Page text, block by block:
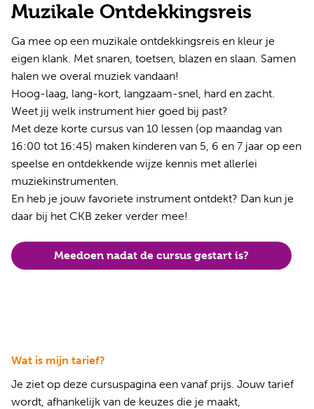
Muzikale Ontdekkingsreis
Ga mee op een muzikale ontdekkingsreis en kleur je
eigen klank. Met snaren, toetsen, blazen en slaan. Samen
halen we overal muziek vandaan!
Hoog-laag, lang-kort, langzaam-snel, hard en zacht.
Weet jij welk instrument hier goed bij past?
Met deze korte cursus van 10 lessen (op maandag van
16:00 tot 16:45) maken kinderen van 5, 6 en 7 jaar op een
speelse en ontdekkende wijze kennis met allerlei
muziekinstrumenten.
En heb je jouw favoriete instrument ontdekt? Dan kun je
daar bij het CKB zeker verder mee!
Meedoen nadat de cursus gestart is?
Wat is mijn tarief?
Je ziet op deze cursuspagina een vanaf prijs. Jouw tarief
wordt, afhankelijk van de keuzes die je maakt,